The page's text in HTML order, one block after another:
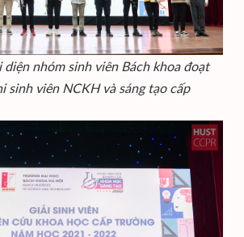
diện nhóm sinh viên Bách khoa đoạt
sinh viên NCKH và sáng tạo cấp